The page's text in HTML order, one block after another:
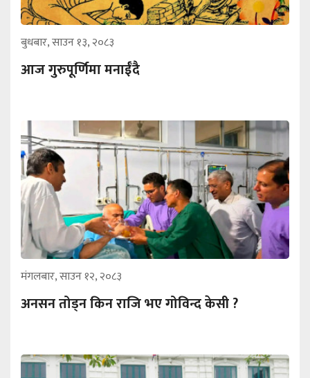
बुधबार, साउन १३, २०८३
आज गुरुपूर्णिमा मनाईँदै
मंगलबार, साउन १२, २०८३
अनसन तोड्न किन राजि भए गोविन्द केसी ?